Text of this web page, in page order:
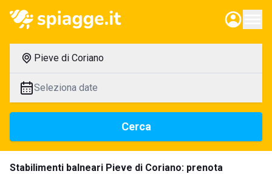
Pieve di Coriano
Seleziona date
Cerca
Stabilimenti balneari Pieve di Coriano: prenota